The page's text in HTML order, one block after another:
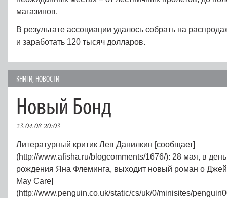
магазинов.
В результате ассоциации удалось собрать на
и заработать 120 тысяч долларов.
КНИГИ, НОВОСТИ
Новый Бонд
23.04.08 20:03
Литературный критик Лев Данилкин [сообщает]
(http://www.afisha.ru/blogcomments/1676/): 28 мая, в
рождения Яна Флеминга, выходит новый роман о
May Care]
(http://www.penguin.co.uk/static/cs/uk/0/minisites/